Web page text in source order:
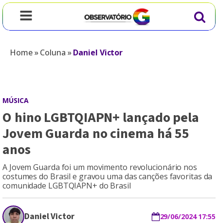
Home»Coluna »Daniel Victor
MÚSICA
O hino LGBTQIAPN+ lançado pela
Jovem Guarda no cinema há 55
anos
A Jovem Guarda foi um movimento revolucionário nos
costumes do Brasil e gravou uma das canções favoritas da
comunidade LGBTQIAPN+ do Brasil
Daniel Victor 29/06/2024 17:55